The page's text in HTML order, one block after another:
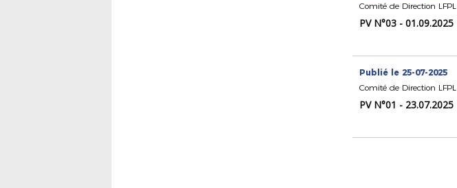
Comité de Direction LFPL
PV N°03 - 01.09.2025
Publié le 25-07-2025
Comité de Direction LFPL
PV N°01 - 23.07.2025